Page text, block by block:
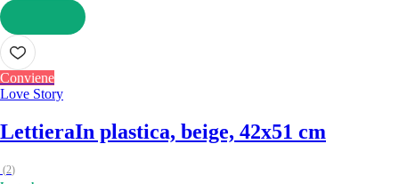
AGGIUNGI
Conviene
Love Story
LettieraIn plastica, beige, 42x51 cm
(2)